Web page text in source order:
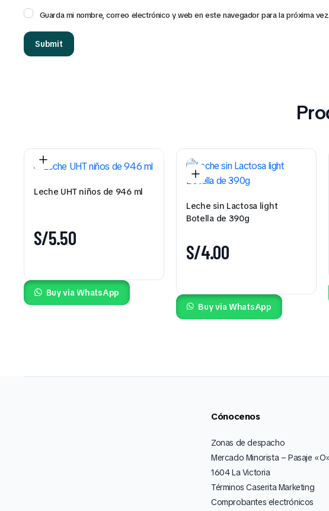
Guarda mi nombre, correo electrónico y web en este navegador para la próxima
Leche UHT niños de 946 ml
S/5.50
Buy via WhatsApp
Leche sin Lactosa light
Botella de 390g
S/4.00
Buy via WhatsApp
Cónocenos
Zonas de despacho
Mercado Minorista – Pasaje
1604 La Victoria
Términos Caserita Marketing
Comprobantes electrónicos